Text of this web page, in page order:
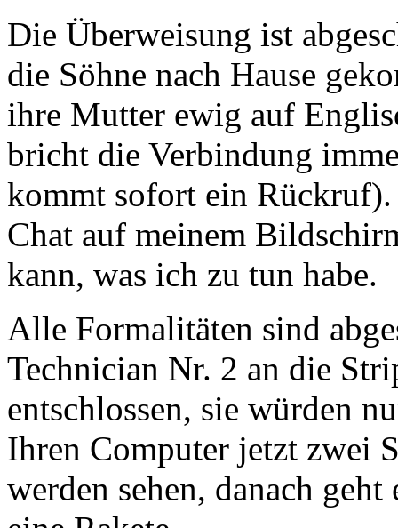
Die Überweisung ist
die Söhne nach Hause
ihre Mutter ewig auf
bricht die Verbindung
kommt sofort ein
Chat auf meinem
kann, was ich zu tun habe.
Alle Formalitäten sind
Technician Nr. 2 an die
entschlossen, sie würden
Ihren Computer jetzt zwei
werden sehen, danach